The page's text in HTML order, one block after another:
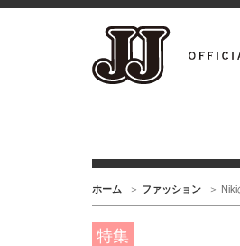
ホーム ファッション
特集